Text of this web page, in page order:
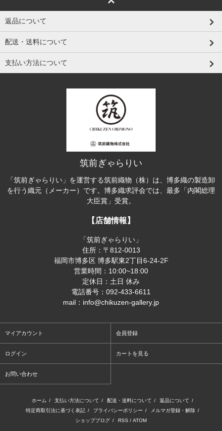
返品について
配送・送料について
支払い方法について
筑前ぎゃらりい
「筑前ぎゃらりい」を運営する筑前織物（株）は、博多織の製造卸
を行う織元（メーカー）です。博多織求評会では、最多「内閣総理
大臣賞」受賞。
【店舗情報】
「筑前ぎゃらりい」
住所：〒812-0013
福岡市博多区 博多駅東2丁目6-24-2F
営業時間：10:00~18:00
定休日：土日 休み
電話番号：092-433-6611
mail：info@chikuzen-gallery.jp
マイアカウント 会員登録
ログイン カートを見る
お問い合わせ
ホーム / 支払い方法について / 配送・送料について / 返品について /
特定商取引法に基づく表記 / プライバシーポリシー / メルマガ登録・解除 /
ショップブログ / RSS / ATOM